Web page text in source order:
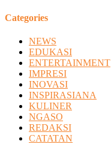
Categories
NEWS
EDUKASI
ENTERTAINMENT
IMPRESI
INOVASI
INSPIRASIANA
KULINER
NGASO
REDAKSI
CATATAN